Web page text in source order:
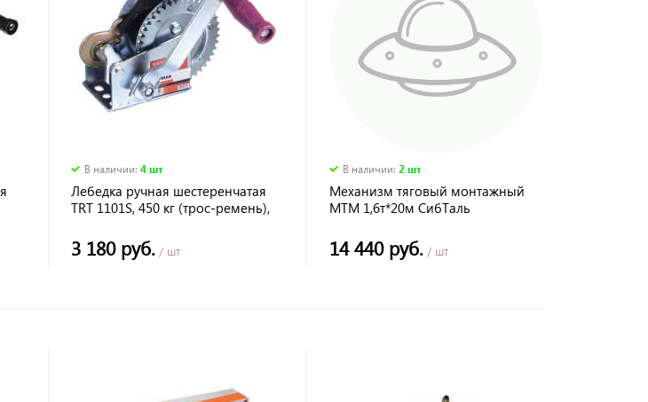
В наличии: 4 шт
Лебедка ручная шестеренчатая
TRT 1101S, 450 кг (трос-ремень),
3 180 руб./ шт
В наличии:2 шт
Механизм тяговый монтажный
МТМ 1,6т*20м СибТаль
14 440 руб. / шт